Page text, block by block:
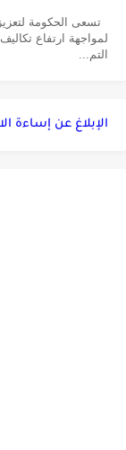
تسعى الحكومة
لمواجهة ارتفاع
التم...
الإبلاغ عن إساءة